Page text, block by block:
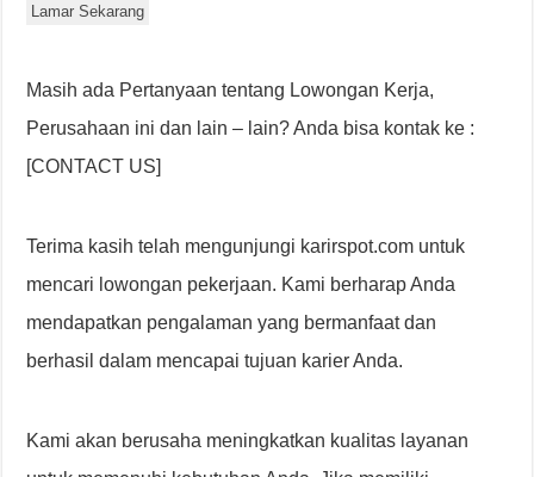
Lamar Sekarang
Masih ada Pertanyaan tentang Lowongan Kerja,
Perusahaan ini dan lain – lain? Anda bisa kontak ke :
[CONTACT US]
Terima kasih telah mengunjungi karirspot.com untuk
mencari lowongan pekerjaan. Kami berharap Anda
mendapatkan pengalaman yang bermanfaat dan
berhasil dalam mencapai tujuan karier Anda.
Kami akan berusaha meningkatkan kualitas layanan